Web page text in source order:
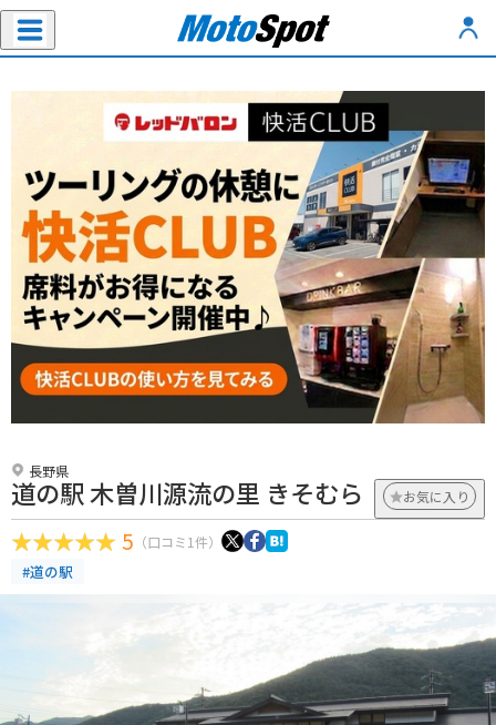
長野県
道の駅 木曽川源流の里 きそむら お気に入り
5 （口コミ1件）
#道の駅